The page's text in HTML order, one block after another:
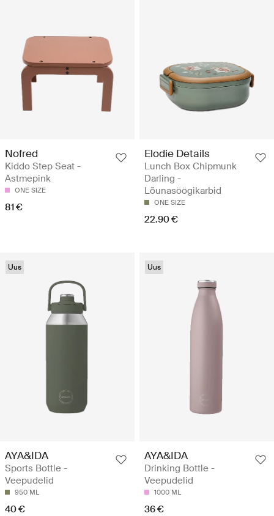
Nofred
Kiddo Step Seat -
Astmepink
ONE SIZE
81 €
Elodie Details
Lunch Box Chipmunk
Darling -
Lõunasöögikarbid
ONE SIZE
22.90 €
Uus
AYA&IDA
Sports Bottle -
Veepudelid
950 ML
40 €
Uus
AYA&IDA
Drinking Bottle -
Veepudelid
1000 ML
36 €